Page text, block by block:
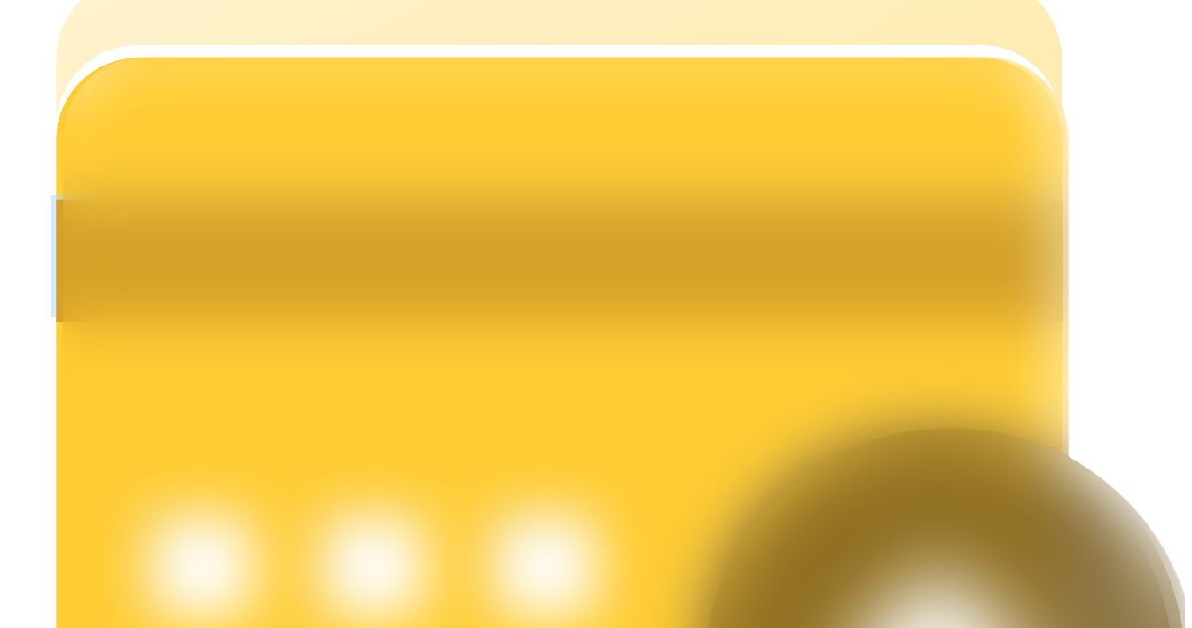
Launchpool
Participación flexible para ganar tokens populares
Inversiones exclusivas para titulares de BTR